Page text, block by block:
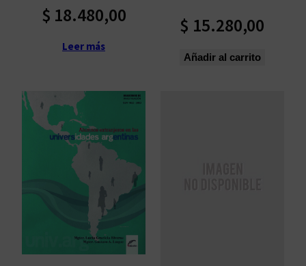
$ 18.480,00
Leer más
$ 15.280,00
Añadir al carrito